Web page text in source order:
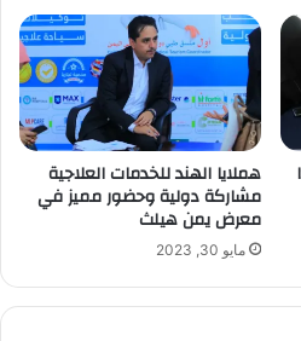
هملايا الهند للخدمات العلاجية
مشاركة دولية وحضور مميز في
معرض يمن هيلث
مايو 30, 2023